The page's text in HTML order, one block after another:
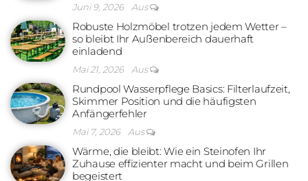
Juni 9, 2026 Aus
Robuste Holzmöbel trotzen jedem Wetter –
so bleibt Ihr Außenbereich dauerhaft
einladend
Mai 21, 2026 Aus
Rundpool Wasserpflege Basics: Filterlaufzeit,
Skimmer Position und die häufigsten
Anfängerfehler
Mai 7, 2026 Aus
Wärme, die bleibt: Wie ein Steinofen Ihr
Zuhause effizienter macht und beim Grillen
begeistert